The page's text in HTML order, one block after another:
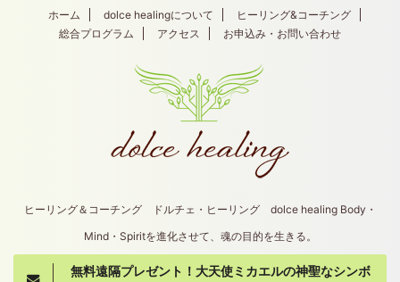
ホーム dolce healingについて
ヒーリング&コーチング
総合プログラム
アクセス お申込み・お問い合わせ
ヒーリング＆コーチング ドルチェ・ヒーリング dolce healing Body・
Mind・Spiritを進化させて、魂の目的を生きる。
無料遠隔プレゼント！大天使ミカエルの神聖なシンボ
Copyright© dolce healing , 2026 All Rights